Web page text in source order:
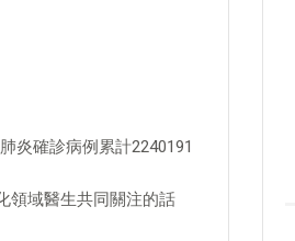
炎確診病例累計2240191
領域醫生共同關注的話